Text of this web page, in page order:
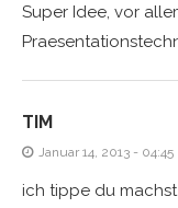
Super Idee, vor
TIM
Januar 14, 2013 - 04:45
ich tippe du